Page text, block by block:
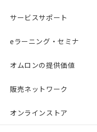
サービスサポート
eラーニング・セミナ
オムロンの提供価値
販売ネットワーク
オンラインストア